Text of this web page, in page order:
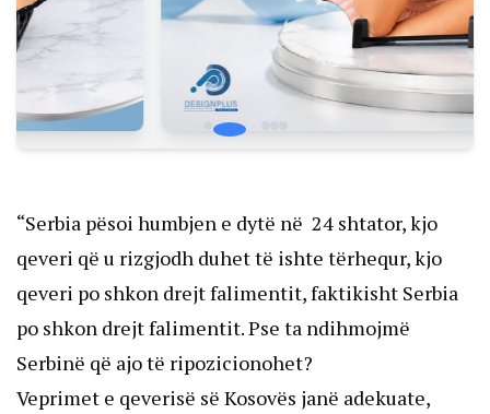
“Serbia pësoi humbjen e dytë në 24 shtator, kjo
qeveri që u rizgjodh duhet të ishte tërhequr, kjo
qeveri po shkon drejt falimentit, faktikisht Serbia
po shkon drejt falimentit. Pse ta ndihmojmë
Serbinë që ajo të ripozicionohet?
Veprimet e qeverisë së Kosovës janë adekuate,